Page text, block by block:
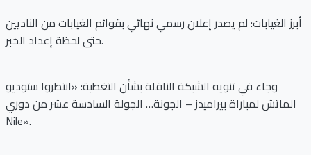
أبرز الغيابات: لم يصدر إعلان رسمي نهائي بقوائم الغيابات من الناديين
حتى لحظة إعداد الخبر.
وجاء في تنويه الشبكة الناقلة بشأن التغطية: «انتظروا ستوديو
الماتش لمباراة بيراميدز – الجونة… الجولة السادسة عشر من دوري
Nile».